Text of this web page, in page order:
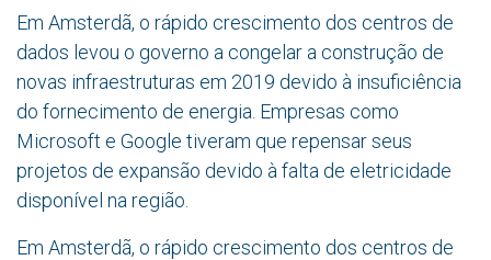
Em Amsterdã, o rápido crescimento dos centros de
dados levou o governo a congelar a construção de
novas infraestruturas em 2019 devido à insuficiência
do fornecimento de energia. Empresas como
Microsoft e Google tiveram que repensar seus
projetos de expansão devido à falta de eletricidade
disponível na região.
Em Amsterdã, o rápido crescimento dos centros de